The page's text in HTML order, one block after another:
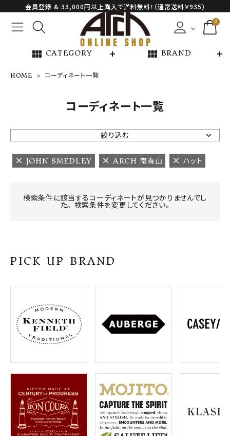
会員登録 & 33,000円以上購入で送料無料！（通常送料￥935）
0
view_module CATEGORY view_module BRAND
NEW ARRIVAL
ARCH EXCLUSIVE
BRAND
INFORMATION
ご利用ガイド
プライバシーポリシー
特定商取引法について
お問い合わせ
OFFICIAL WEB SITE
ACCOUNT MENU
ようこそ ゲスト 様
meeting_room ログイン 会員登録
HOME コーディネート一覧
コーディネート一覧
絞り込む
JOHN SMEDLEY ARCH 南青山 ハット
検索条件に該当するコーディネートが見つかりませんでし
た。 検索条件を変更してください。
PICK UP BRAND